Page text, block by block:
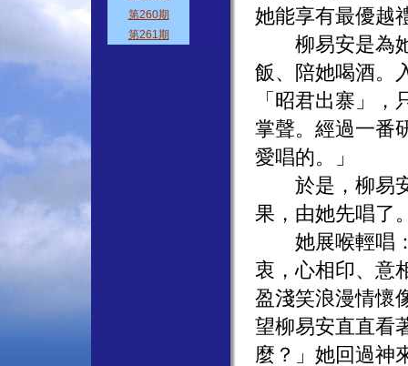
她能享有最優越
柳易安是為她
飯、陪她喝酒。
「昭君出寨」
掌聲。經過一番
愛唱的。」
於是，柳易安
果，由她先唱了
她展喉輕唱：
衷，心相印、意
盈淺笑浪漫情懷
望柳易安直直看
麼？」她回過神